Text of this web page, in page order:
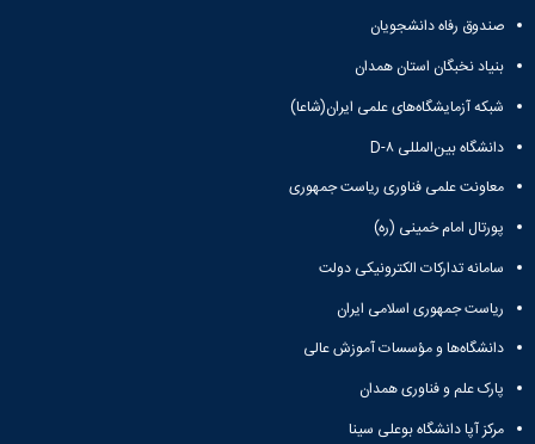
صندوق رفاه دانشجویان
بنیاد نخبگان استان همدان
شبکه آزمایشگاه‌های علمی ایران(شاعا)
دانشگاه بین‌المللی D-۸
معاونت علمی فناوری ریاست جمهوری
پورتال امام خمینی (ره)
سامانه تدارکات الکترونیکی دولت
ریاست جمهوری اسلامی ایران
دانشگاه‌ها و مؤسسات آموزش عالی
پارک علم و فناوری همدان
مرکز آپا دانشگاه بوعلی سینا